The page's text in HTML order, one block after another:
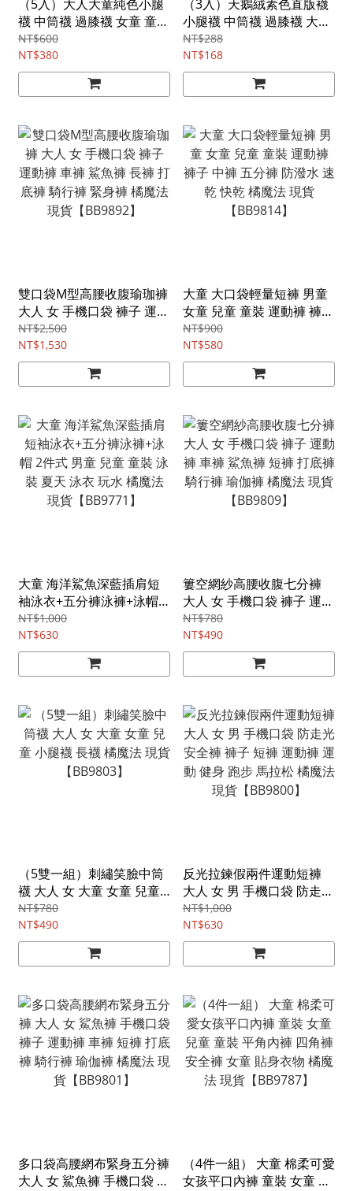
（5入）大人大童純色小腿
襪 中筒襪 過膝襪 女童 童襪
長筒襪 及膝襪 襪子 學生襪
制服 日系 JK 黑色小腿襪 橘
魔法 現貨【BB9896】
NT$600
NT$380
（3入）天鵝絨素色直版襪
小腿襪 中筒襪 過膝襪 大童
女童 兒童 童襪 長筒襪 及膝
襪 襪子 學生襪 制服 橘魔法
現貨【BB9895】
NT$288
NT$168
雙口袋M型高腰收腹瑜珈褲
大人 女 手機口袋 褲子 運動
褲 車褲 鯊魚褲 長褲 打底褲
騎行褲 緊身褲 橘魔法 現貨
【BB9892】
NT$2,500
NT$1,530
大童 大口袋輕量短褲 男童
女童 兒童 童裝 運動褲 褲子
中褲 五分褲 防潑水 速乾 快
乾 橘魔法 現貨【BB9814】
NT$900
NT$580
大童 海洋鯊魚深藍插肩短
袖泳衣+五分褲泳褲+泳帽 2
件式 男童 兒童 童裝 泳裝
夏天 泳衣 玩水 橘魔法 現貨
【BB9771】
NT$1,000
NT$630
簍空網紗高腰收腹七分褲
大人 女 手機口袋 褲子 運動
褲 車褲 鯊魚褲 短褲 打底褲
騎行褲 瑜伽褲 橘魔法 現貨
【BB9809】
NT$780
NT$490
（5雙一組）刺繡笑臉中筒
襪 大人 女 大童 女童 兒童
小腿襪 長襪 橘魔法 現貨
【BB9803】
NT$780
NT$490
反光拉鍊假兩件運動短褲
大人 女 男 手機口袋 防走光
安全褲 褲子 短褲 運動褲 運
動 健身 跑步 馬拉松 橘魔法
現貨【BB9800】
NT$1,000
NT$630
多口袋高腰網布緊身五分褲
大人 女 鯊魚褲 手機口袋 褲
（4件一組） 大童 棉柔可愛
女孩平口內褲 童裝 女童 兒